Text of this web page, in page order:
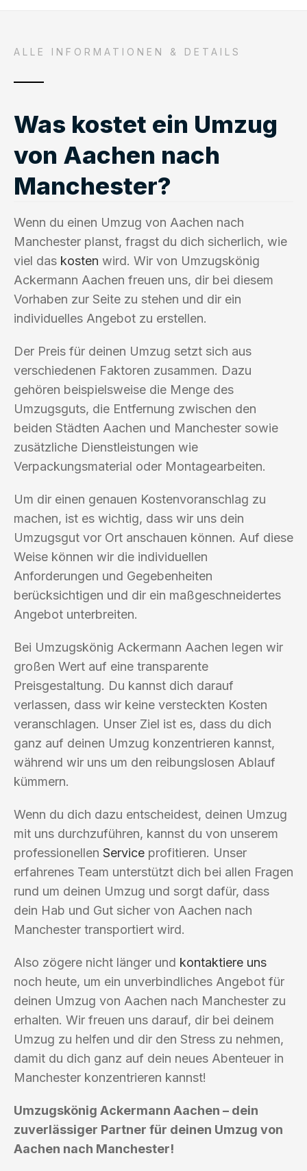
ALLE INFORMATIONEN & DETAILS
Was kostet ein Umzug
von Aachen nach
Manchester?
Wenn du einen Umzug von Aachen nach
Manchester planst, fragst du dich sicherlich, wie
viel das kosten wird. Wir von Umzugskönig
Ackermann Aachen freuen uns, dir bei diesem
Vorhaben zur Seite zu stehen und dir ein
individuelles Angebot zu erstellen.
Der Preis für deinen Umzug setzt sich aus
verschiedenen Faktoren zusammen. Dazu
gehören beispielsweise die Menge des
Umzugsguts, die Entfernung zwischen den
beiden Städten Aachen und Manchester sowie
zusätzliche Dienstleistungen wie
Verpackungsmaterial oder Montagearbeiten.
Um dir einen genauen Kostenvoranschlag zu
machen, ist es wichtig, dass wir uns dein
Umzugsgut vor Ort anschauen können. Auf diese
Weise können wir die individuellen
Anforderungen und Gegebenheiten
berücksichtigen und dir ein maßgeschneidertes
Angebot unterbreiten.
Bei Umzugskönig Ackermann Aachen legen wir
großen Wert auf eine transparente
Preisgestaltung. Du kannst dich darauf
verlassen, dass wir keine versteckten Kosten
veranschlagen. Unser Ziel ist es, dass du dich
ganz auf deinen Umzug konzentrieren kannst,
während wir uns um den reibungslosen Ablauf
kümmern.
Wenn du dich dazu entscheidest, deinen Umzug
mit uns durchzuführen, kannst du von unserem
professionellen Service profitieren. Unser
erfahrenes Team unterstützt dich bei allen Fragen
rund um deinen Umzug und sorgt dafür, dass
dein Hab und Gut sicher von Aachen nach
Manchester transportiert wird.
Also zögere nicht länger und kontaktiere uns
noch heute, um ein unverbindliches Angebot für
deinen Umzug von Aachen nach Manchester zu
erhalten. Wir freuen uns darauf, dir bei deinem
Umzug zu helfen und dir den Stress zu nehmen,
damit du dich ganz auf dein neues Abenteuer in
Manchester konzentrieren kannst!
Umzugskönig Ackermann Aachen – dein
zuverlässiger Partner für deinen Umzug von
Aachen nach Manchester!